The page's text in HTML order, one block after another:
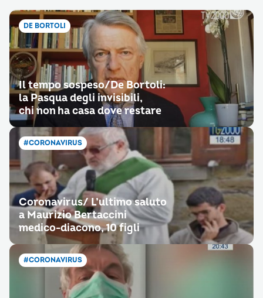
DE BORTOLI
Il tempo sospeso/De Bortoli:
la Pasqua degli invisibili,
chi non ha casa dove restare
#CORONAVIRUS
Coronavirus/ L’ultimo saluto
a Maurizio Bertaccini
medico-diacono, 10 figli
#CORONAVIRUS